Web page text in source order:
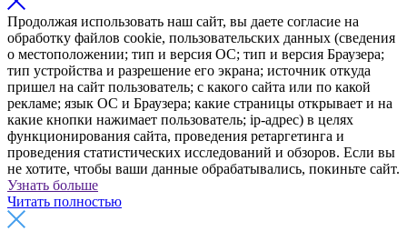
Продолжая использовать наш сайт, вы даете согласие на
обработку файлов cookie, пользовательских данных (сведения
о местоположении; тип и версия ОС; тип и версия Браузера;
тип устройства и разрешение его экрана; источник откуда
пришел на сайт пользователь; с какого сайта или по какой
рекламе; язык ОС и Браузера; какие страницы открывает и на
какие кнопки нажимает пользователь; ip-адрес) в целях
функционирования сайта, проведения ретаргетинга и
проведения статистических исследований и обзоров. Если вы
не хотите, чтобы ваши данные обрабатывались, покиньте сайт.
Узнать больше
Читать полностью